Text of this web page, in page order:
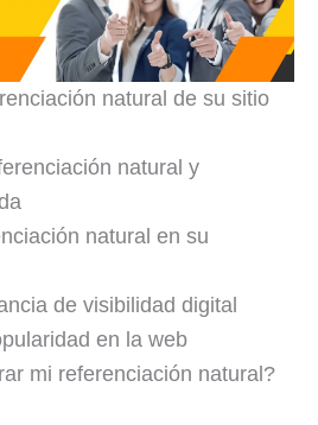
natural de su sitio
natural y
natural en su
de visibilidad digital
en la web
mi referenciación natural?